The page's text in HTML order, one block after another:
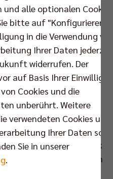
probierte
einiges aus und
White, Steven Marshall,
Sebastian Kühner, Kyle
Perry. In dieser
einen Blitzstart hin
Aufschlägen von Klein
jungen Besetzung,
aufbot, Probleme
Vigrass sowie ein Block
für klare Verhältnisse im
Kühner glänzte an
und alle optionalen Cookies
bitte auf "Konfigurieren".
in die Verwendung
Ihrer Daten
widerrufen. Der
auf Basis Ihrer
Cookies und die
unberührt. Weitere
verwendeten Cookies und
Ihrer Daten
Sie in unserer
.